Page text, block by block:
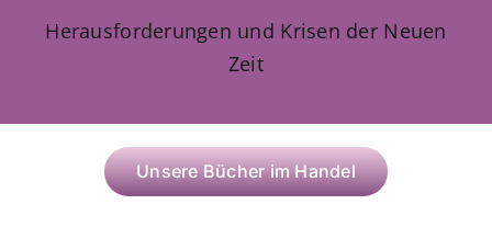
Herausforderungen und Krisen der Neuen
Zeit
Unsere Bücher im Handel